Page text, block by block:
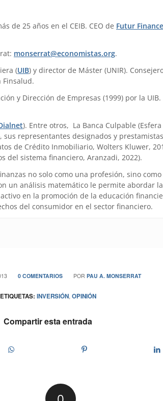
de 25 años en el CEIB. CEO de Futur
monserrat@economistas.org.
(UIB) y director de Máster (UNIR).
Finsalud.
y Dirección de Empresas (1999) por la
). Entre otros, La Banca Culpable
representantes designados y
de Crédito Inmobiliario, Wolters Kluwer,
del sistema financiero, Aranzadi, 2022).
no solo como una profesión, sino
un análisis matemático le permite abordar
en la promoción de la educación
del consumidor en el sector financiero.
0 COMENTARIOS
/ PORPAU A. MONSERRAT
ETIQUETAS: INVERSIÓN,OPINIÓN
Compartir esta entrada